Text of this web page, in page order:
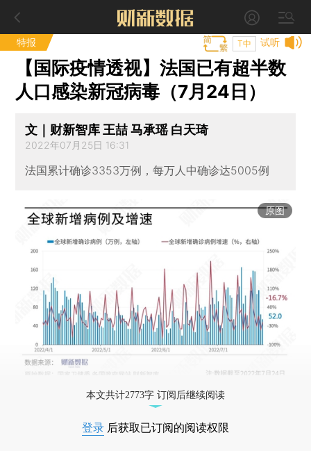
特报 试听
T中
【国际疫情透视】法国已有超半数
人口感染新冠病毒（7月24日）
文｜财新智库 王喆 马承瑶 白天琦
2022年07月25日 16:31
法国累计确诊3353万例，每万人中确诊达5005例
原图
本文共计2773字 订阅后继续阅读
登录 后获取已订阅的阅读权限